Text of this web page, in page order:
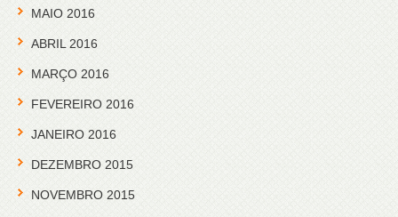
MAIO 2016
ABRIL 2016
MARÇO 2016
FEVEREIRO 2016
JANEIRO 2016
DEZEMBRO 2015
NOVEMBRO 2015